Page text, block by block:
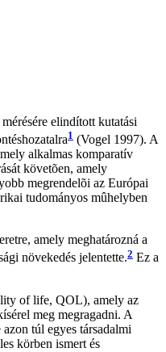
elindított kutatási
1 (Vogel 1997). A
alkalmas komparatív
követõen, amely
megrendelõi az Európai
tudományos mûhelyben
amely meghatározná a
növekedés jelentette.2 Ez a
of life, QOL), amely az
meg megragadni. A
túl egyes társadalmi
körben ismert és